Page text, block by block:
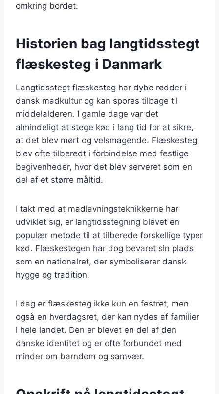
omkring bordet.
Historien bag langtidsstegt
flæskesteg i Danmark
Langtidsstegt flæskesteg har dybe rødder i
dansk madkultur og kan spores tilbage til
middelalderen. I gamle dage var det
almindeligt at stege kød i lang tid for at sikre,
at det blev mørt og velsmagende. Flæskesteg
blev ofte tilberedt i forbindelse med festlige
begivenheder, hvor det blev serveret som en
del af et større måltid.
I takt med at madlavningsteknikkerne har
udviklet sig, er langtidsstegning blevet en
populær metode til at tilberede forskellige typer
kød. Flæskestegen har dog bevaret sin plads
som en nationalret, der symboliserer dansk
hygge og tradition.
I dag er flæskesteg ikke kun en festret, men
også en hverdagsret, der kan nydes af familier
i hele landet. Den er blevet en del af den
danske identitet og er ofte forbundet med
minder om barndom og samvær.